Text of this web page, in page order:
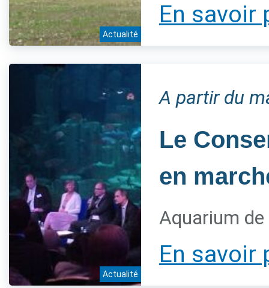
Actualité
En savoir
Actualité
A partir du
Le
en
Aquarium
En savoir